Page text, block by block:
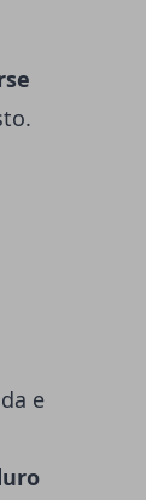
e